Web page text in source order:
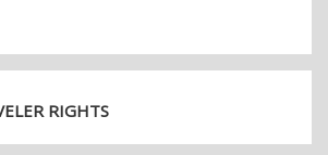
RIGHTS